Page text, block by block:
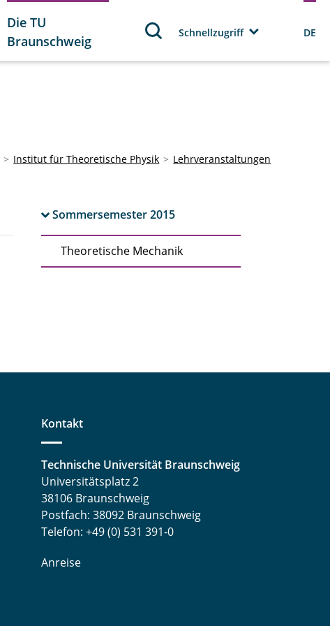
Die TU
Braunschweig
Schnellzugriff DE
Institut für Theoretische Physik Lehrveranstaltungen
Sommersemester 2015
Theoretische Mechanik
Kontakt
Technische Universität Braunschweig
Universitätsplatz 2
38106 Braunschweig
Postfach: 38092 Braunschweig
Telefon: +49 (0) 531 391-0
Anreise